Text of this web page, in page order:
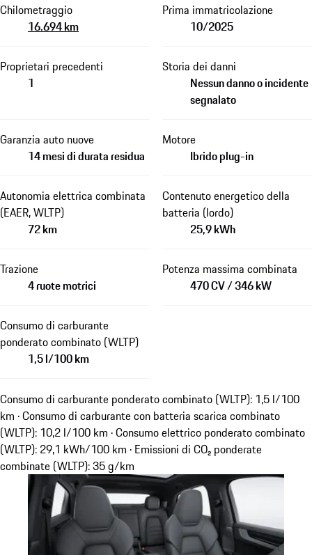
Chilometraggio
16.694 km
Prima immatricolazione
10/2025
Proprietari precedenti
1
Storia dei danni
Nessun danno o incidente
segnalato
Garanzia auto nuove
14 mesi di durata residua
Motore
Ibrido plug-in
Autonomia elettrica combinata
(EAER, WLTP)
72 km
Contenuto energetico della
batteria (lordo)
25,9 kWh
Trazione
4 ruote motrici
Potenza massima combinata
470 CV / 346 kW
Consumo di carburante
ponderato combinato (WLTP)
1,5 l/100 km
Consumo di carburante ponderato combinato (WLTP): 1,5 l/100
km · Consumo di carburante con batteria scarica combinato
(WLTP): 10,2 l/100 km · Consumo elettrico ponderato combinato
(WLTP): 29,1 kWh/100 km · Emissioni di CO₂ ponderate
combinate (WLTP): 35 g/km